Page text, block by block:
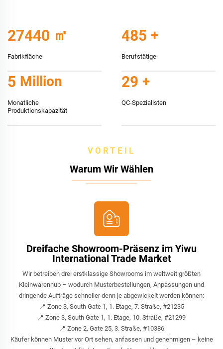
28000 ㎡
Fabrikfläche
500 +
Berufstätige
5 Million
Monatliche
Produktionskapazität
30 +
QC-Spezialisten
VORTEIL
Warum Wir Wählen
Dreifache Showroom-Präsenz im Yiwu
International Trade Market
Wir betreiben drei erstklassige Showrooms im weltweit größten
Kleinwarenhub – wodurch Musterbestellungen, Anpassungen und
dringende Aufträge schneller denn je abgewickelt werden können:
📍 Zone 3, South Gate 1, 1. Etage, 7. Straße, #21235
📍 Zone 3, South Gate 1, 1. Etage, 10. Straße, #21299
📍 Zone 2, Gate 25, 3. Straße, #10386
Käufer können Muster vor Ort sehen, anfassen und genehmigen – keine